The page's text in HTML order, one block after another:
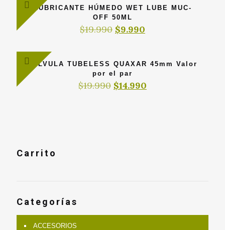
$19.990.$9.990.
LUBRICANTE HÚMEDO WET LUBE MUC-
OFF 50ML
$19.990 El
$19.990.
$9.990
$9.990.
VALVULA TUBELESS QUAXAR 45mm Valor
por el par
$19.990 El
$14.990
Carrito
Categorías
ACCESORIOS